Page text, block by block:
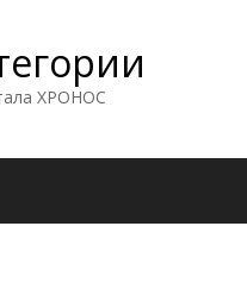
ХРОНОС